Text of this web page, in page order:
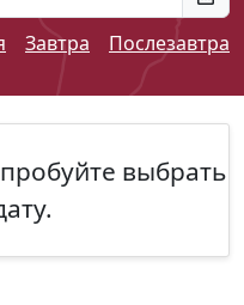
Завтра Послезавтра
выбрать